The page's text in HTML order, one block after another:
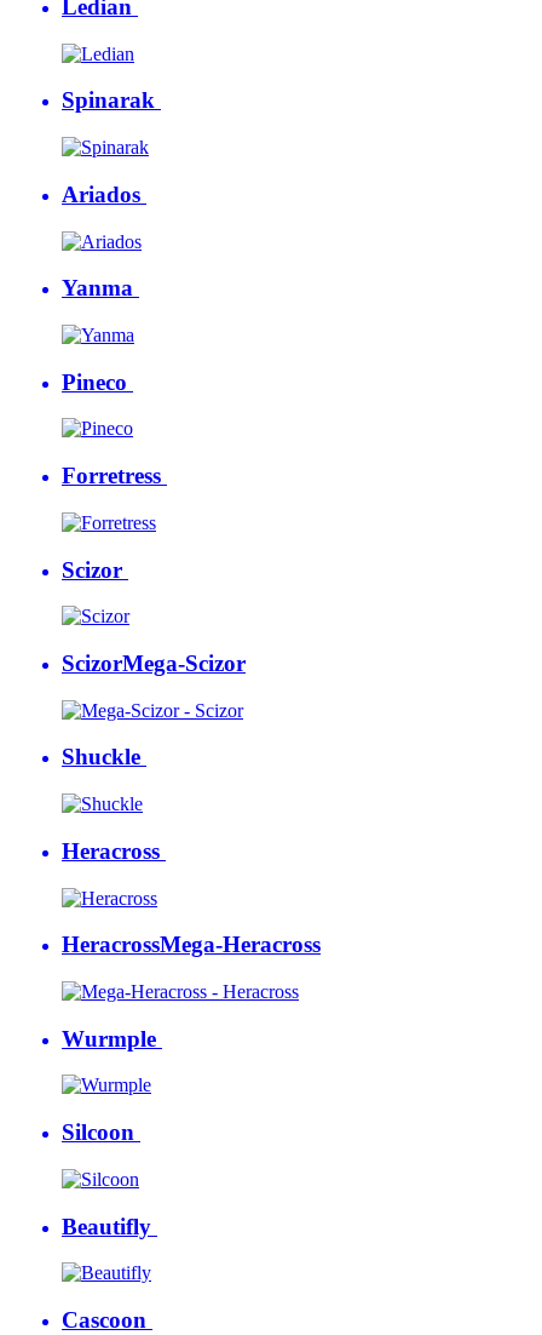
Ledian
Spinarak
Ariados
Yanma
Pineco
Forretress
Scizor
ScizorMega-Scizor
Shuckle
Heracross
HeracrossMega-Heracross
Wurmple
Silcoon
Beautifly
Cascoon